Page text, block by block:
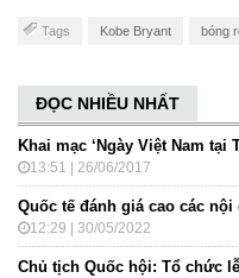
Tags Kobe Bryant bóng
ĐỌC NHIỀU NHẤT
Khai mạc ‘Ngày Việt Nam tại
13:51 | 26/06/2017
Quốc tế đánh giá cao các
12:29 | 30/05/2022
Chủ tịch Quốc hội: Tổ chức